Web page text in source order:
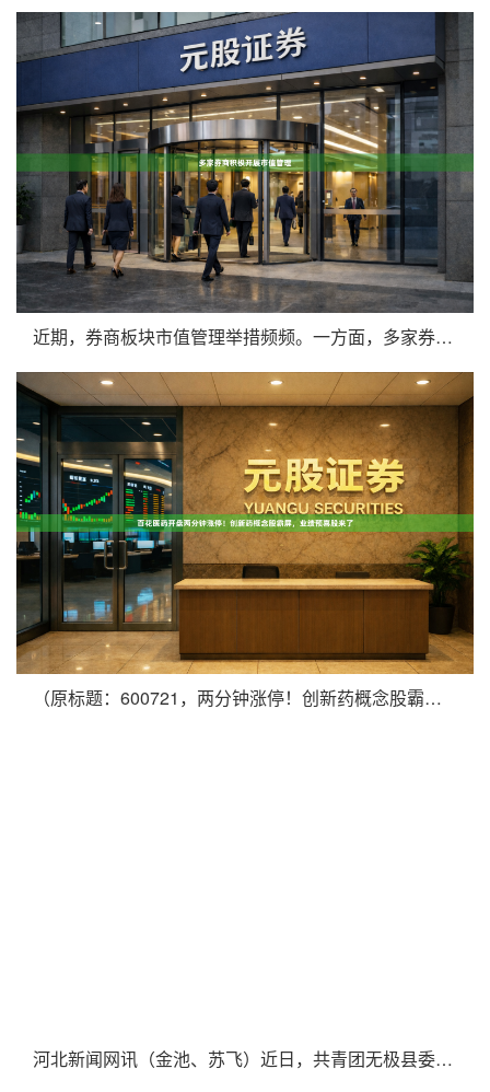
近期，券商板块市值管理举措频频。一方面，多家券商重要股东宣布
（原标题：600721，两分钟涨停！创新药概念股霸屏，业绩预
河北新闻网讯（金池、苏飞）近日，共青团无极县委特邀河北师范大